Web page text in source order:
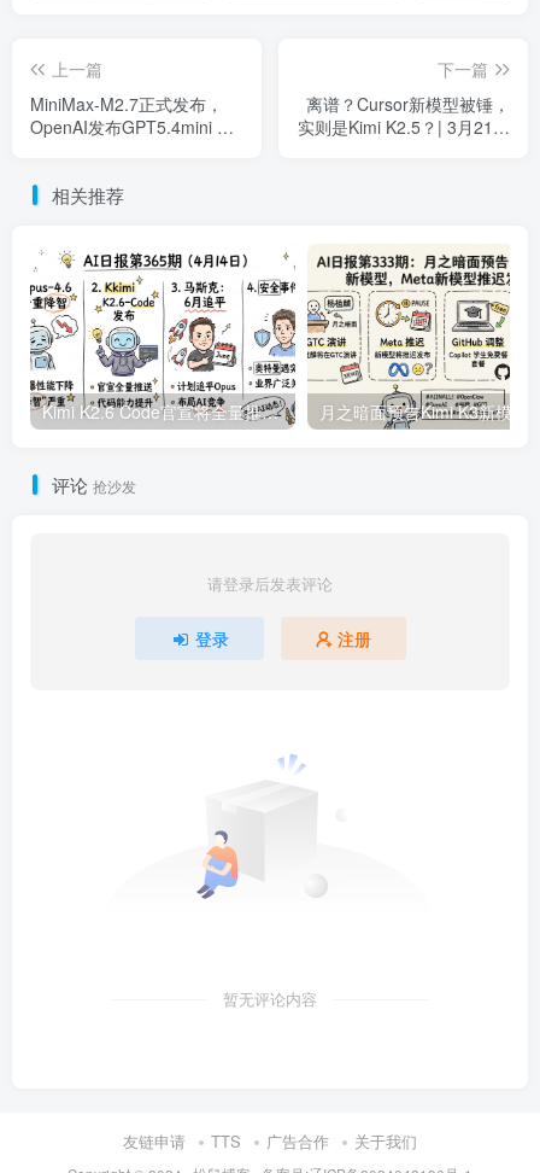
上一篇
MiniMax-M2.7正式发布，
OpenAI发布GPT5.4mini &
下一篇
离谱？Cursor新模型被锤，
实则是Kimi K2.5？| 3月21日
相关推荐
Kimi K2.6 Code官宣将全量推送，实锤Opus4.6降智严重 | 4月14日AI日报第365期
评论 抢沙发
请登录后发表评论
登录 注册
暂无评论内容
友链申请 TTS 广告合作 关于我们